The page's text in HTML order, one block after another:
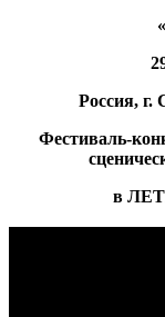
Россия, г.
Фестиваль-
в